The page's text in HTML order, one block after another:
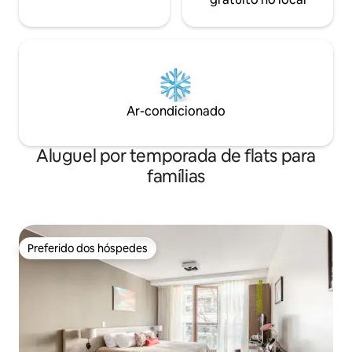
Ar-condicionado
Aluguel por temporada de flats para
famílias
Preferido dos hóspedes
Preferido dos hóspedes